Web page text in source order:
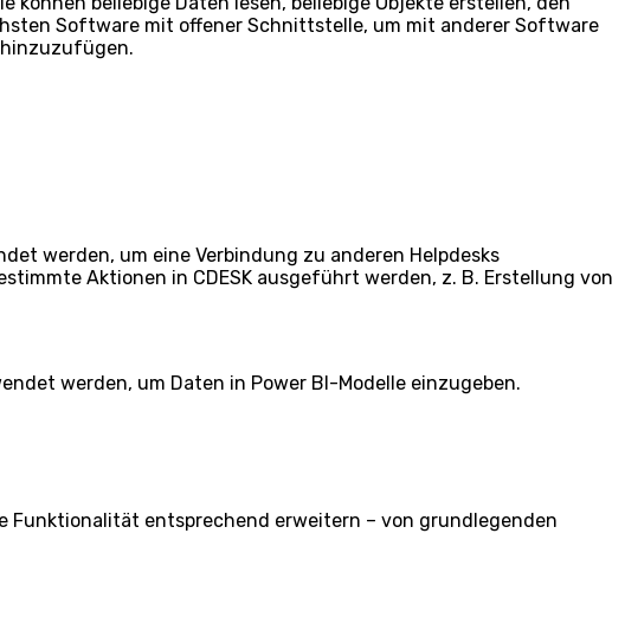
Software mit offener Schnittstelle, um mit anderer Software
hinzuzufügen.
werden, um eine Verbindung zu anderen Helpdesks
Aktionen in CDESK ausgeführt werden, z. B. Erstellung von
werden, um Daten in Power BI-Modelle einzugeben.
Funktionalität entsprechend erweitern – von grundlegenden